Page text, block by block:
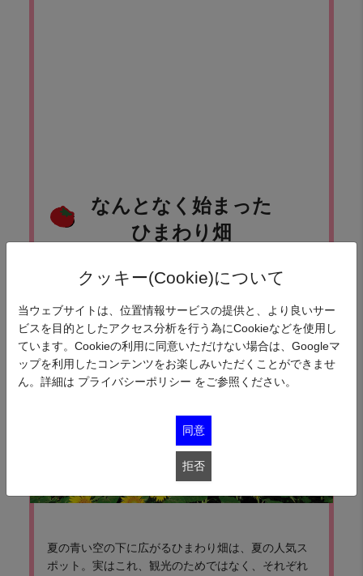
なんとなく始まった
ひまわり畑
夏の青い空の下に広がるひまわり畑は、夏の人気ス
ポット。実はこれ、観光のためではなく、それぞれ
クッキー(Cookie)について
当ウェブサイトは、位置情報サービスの提供と、より良いサー
ビスを目的としたアクセス分析を行う為にCookieなどを使用し
ています。Cookieの利用に同意いただけない場合は、Googleマ
ップを利用したコンテンツをお楽しみいただくことができませ
ん。詳細は プライバシーポリシー をご参照ください。
同意
拒否